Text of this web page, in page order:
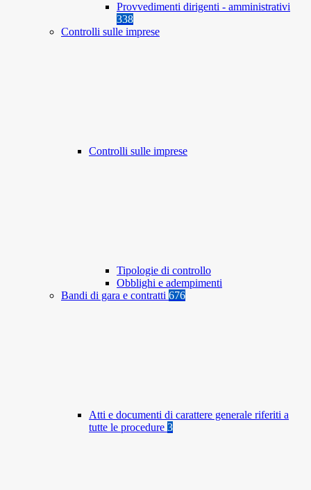
Provvedimenti dirigenti - amministrativi
338
Controlli sulle imprese
Controlli sulle imprese
Tipologie di controllo
Obblighi e adempimenti
Bandi di gara e contratti 676
Atti e documenti di carattere generale riferiti a
tutte le procedure 3